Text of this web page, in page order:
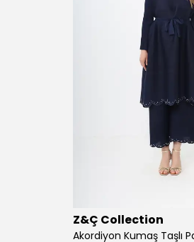
Z&Ç Collection